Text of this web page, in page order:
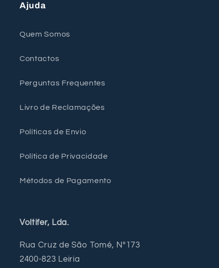
Ajuda
Quem Somos
Contactos
Perguntas Frequentes
Livro de Reclamações
Políticas de Envio
Política de Privacidade
Métodos de Pagamento
Voltifer, Lda.
Rua Cruz de São Tomé, Nº173
2400-823 Leiria